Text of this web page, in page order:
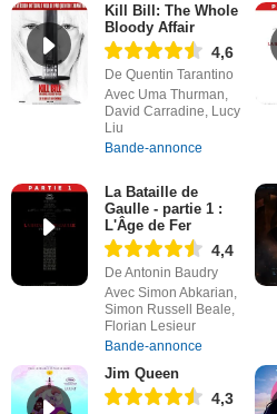
Kill Bill: The Whole
Bloody Affair
4,6
De Quentin Tarantino
Avec Uma Thurman,
David Carradine, Lucy
Liu
Bande-annonce
La Bataille de
Gaulle - partie 1 :
L'Âge de Fer
4,4
De Antonin Baudry
Avec Simon Abkarian,
Simon Russell Beale,
Florian Lesieur
Bande-annonce
Jim Queen
4,3